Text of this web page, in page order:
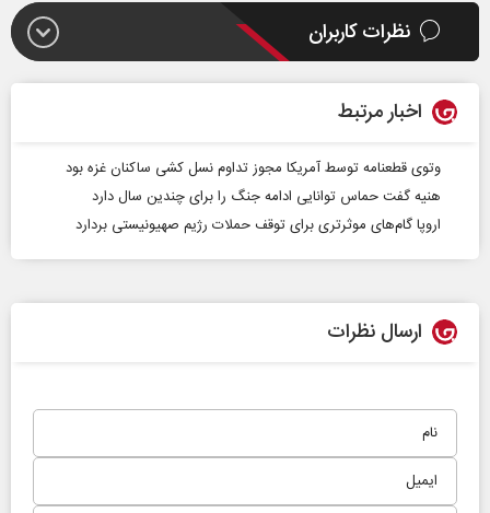
نظرات کاربران
اخبار مرتبط
وتوی قطعنامه توسط آمریکا مجوز تداوم نسل کشی ساکنان غزه بود
هنیه گفت حماس توانایی ادامه جنگ را برای چندین سال دارد
اروپا گام‌های موثرتری برای توقف حملات رژیم صهیونیستی بردارد
ارسال نظرات